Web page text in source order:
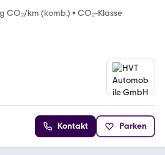
CO₂/km (komb.) • CO₂-Klasse
Kontakt Parken